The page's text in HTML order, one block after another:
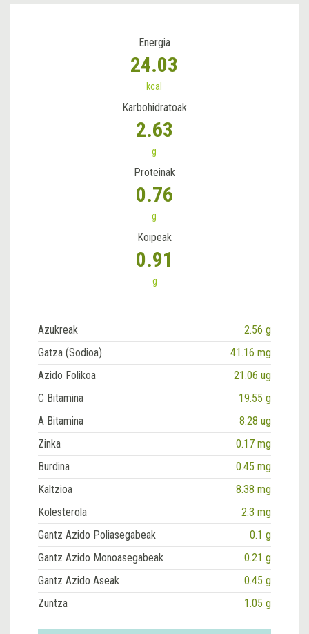
Energia
24.03
kcal
Karbohidratoak
2.63
g
Proteinak
0.76
g
Koipeak
0.91
g
Azukreak
2.56 g
Gatza (Sodioa)
41.16 mg
Azido Folikoa
21.06 ug
C Bitamina
19.55 g
A Bitamina
8.28 ug
Zinka
0.17 mg
Burdina
0.45 mg
Kaltzioa
8.38 mg
Kolesterola
2.3 mg
Gantz Azido Poliasegabeak
0.1 g
Gantz Azido Monoasegabeak
0.21 g
Gantz Azido Aseak
0.45 g
Zuntza
1.05 g